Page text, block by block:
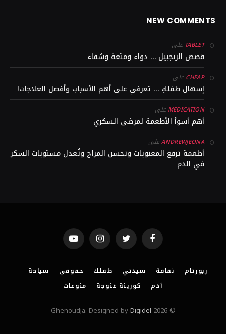
NEW COMMENTS
TABLET على
قصص الزنجبيل … دواء ومتعة وشفاء
CHEAPعلى
إسهال طفلكِ … تعرفي على أهم الأسباب وأفضل العلاجات!
MEDICATIONعلى
أهم أسوأ الأطعمة لمرضى السكري
ANDREWJEONAعلى
أطعمة ترفع المعنويات وتحسن المزاج وتُعدل مستويات السكر
في الدم
Facebook
Twitter
Instagram
YouTube
ربورتام ثقافة سيدتي طفلك حقوقي
سياحة
آدم
كوزينة غنوجة منوعات
© 2026 Ghenoudja. Designed by
Digidel